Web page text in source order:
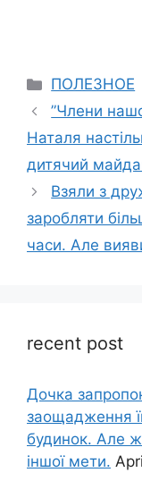
Categories
ПОЛЕЗНОЕ
”Члени
Наталя
дитячий
Взяли з
заробляти
часи. Але
recent post
Дочка
заощадження
будинок. Але ж
іншої мети.